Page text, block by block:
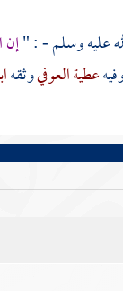
عليه وسلم - : "
عطية العوفيوثقه